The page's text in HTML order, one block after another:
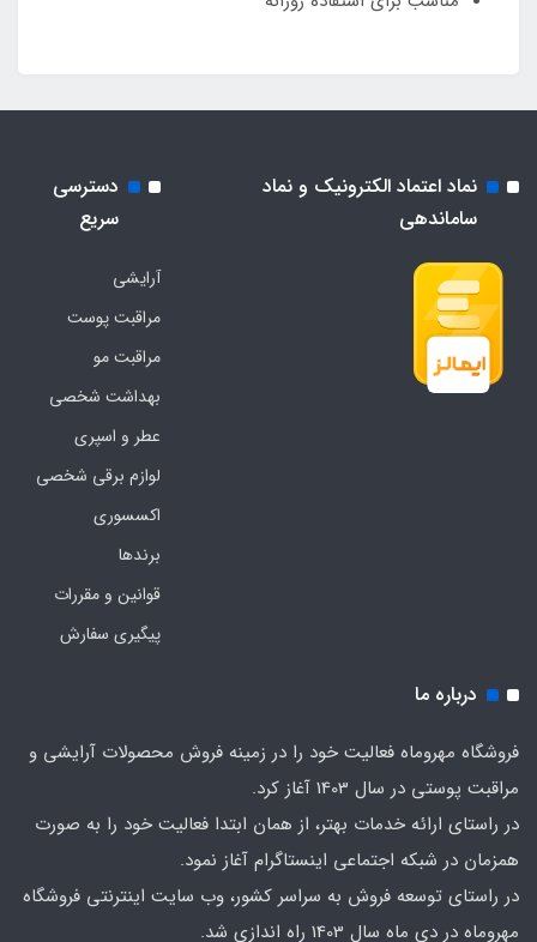
نماد اعتماد الکترونیک و نماد
ساماندهی
دسترسی
سریع
آرایشی
مراقبت پوست
مراقبت مو
بهداشت شخصی
عطر و اسپری
لوازم برقی شخصی
اکسسوری
برندها
قوانین و مقررات
پیگیری سفارش
درباره ما
فروشگاه مهروماه فعالیت خود را در زمینه فروش محصولات آرایشی و
مراقبت پوستی در سال 1403 آغاز کرد.
در راستای ارائه خدمات بهتر، از همان ابتدا فعالیت خود را به صورت
همزمان در شبکه اجتماعی اینستاگرام آغاز نمود.
در راستای توسعه فروش به سراسر کشور، وب سایت اینترنتی فروشگاه
مهروماه در دی ماه سال 1403 راه اندازی شد.